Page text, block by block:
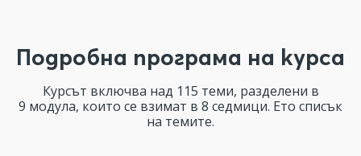
Подробна програма на курса
Курсът включва над 115 теми, разделени в
9 модула, които се взимат в 8 седмици. Ето списък
на темите.